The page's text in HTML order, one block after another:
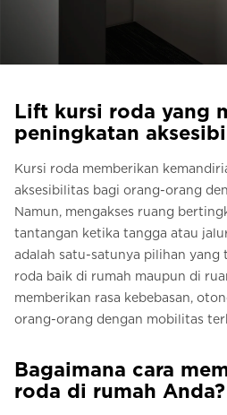
Pesan Digital HomeKit
Minta perkiraan harga
Pendaftaran buletin
FAQ
Hubungi
Lift kursi roda yang
peningkatan
Kursi roda memberikan
aksesibilitas bagi orang-orang
Namun, mengakses ruang
tantangan ketika tangga atau
adalah satu-satunya pilihan yang
roda baik di rumah maupun di
memberikan rasa kebebasan,
orang-orang dengan mobilitas
Bagaimana cara
roda di rumah Anda?